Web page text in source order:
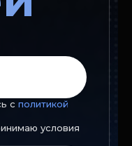
с политикой
условия